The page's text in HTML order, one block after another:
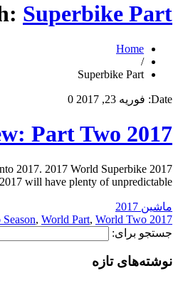
Superbike Part
Home
/
Superbike Part
Date: فوریه 23, 2017 0
2017 World Superbike Season Preview: Part Two
2017. 2017 World Superbike
will have plenty of unpredictable […]
ماشین 2017
2017 Part
, World Part, World Two
جستجو برای:
نوشته‌های تازه